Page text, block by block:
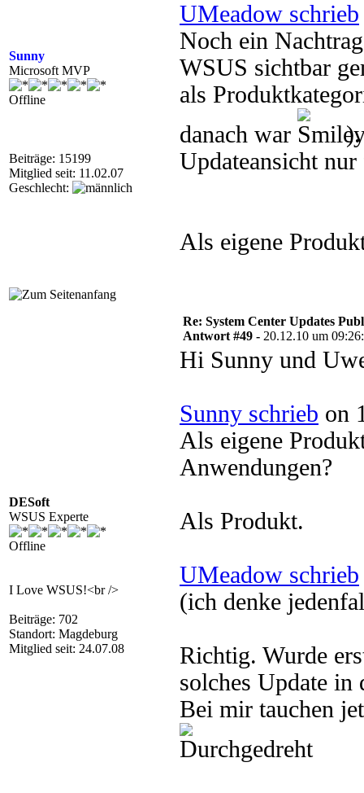
Sunny
Microsoft MVP
Offline
Beiträge: 15199
Mitglied seit: 11.02.07
Geschlecht:
UMeadow schrieb
Noch ein
WSUS sichtbar
als
danach war
Updateansicht
Als eigene
DESoft
WSUS Experte
Offline
I Love WSUS!<br />
Beiträge: 702
Standort: Magdeburg
Mitglied seit: 24.07.08
Re: System Center Updates
Antwort #49 - 20.12.10 um
Hi Sunny und
Sunny schrieb on
Als eigene
Anwendungen?
Als Produkt.
UMeadow schrieb
(ich denke
Richtig. Wurde
solches Update
Bei mir tauchen